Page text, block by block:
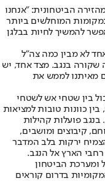
הביטחונית: "אנחנו
המוחלשים ביותר
להמשיך לחיות בבלגן
לא מבין כמה צה"ל
שקורה בנגב. מצד אחד, יש
מאיתנו לממש את
בין שטחי אש לשטחי
כוונות טובות למציאות
פועלות קהילות
קיבוצים ומושבים,
ירקות בלב המדבר
רחבי הארץ אל הנגב.
ומערכת הביטחון
בדרום קוראים